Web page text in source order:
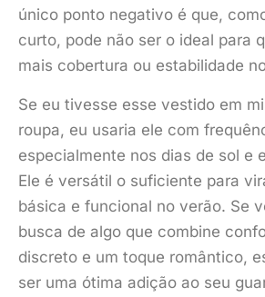
único ponto negativo é que,
curto, pode não ser o ideal para
mais cobertura ou estabilidade
Se eu tivesse esse vestido em
roupa, eu usaria ele com
especialmente nos dias de sol e
Ele é versátil o suficiente para
básica e funcional no verão. Se
busca de algo que combine
discreto e um toque romântico,
ser uma ótima adição ao seu